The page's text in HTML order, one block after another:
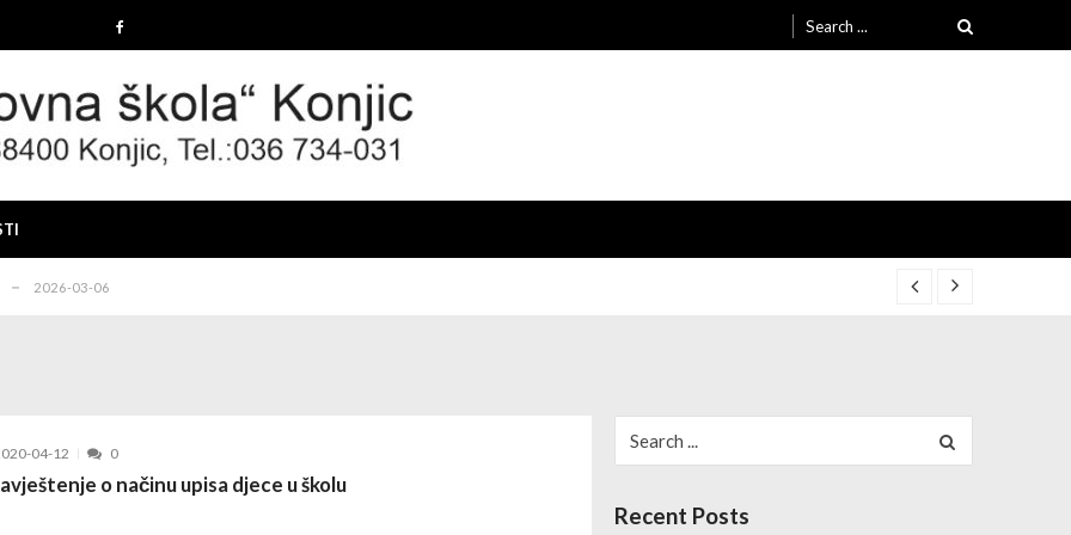
for:
2025-12-19
2026-03-06
I PRAVILIMA ZA ZAPOŠLJAVANJE BRANITELJA I ČLAN...
04-12 0
o načinu upisa djece u školu
for:
Recent Posts